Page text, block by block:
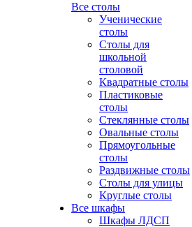
Все столы
Ученические
столы
Столы для
школьной
столовой
Квадратные столы
Пластиковые
столы
Стеклянные столы
Овальные столы
Прямоугольные
столы
Раздвижные столы
Столы для улицы
Круглые столы
Все шкафы
Шкафы ЛДСП